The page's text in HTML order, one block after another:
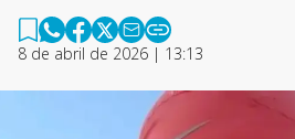
8 de abril de 2026 | 13:13